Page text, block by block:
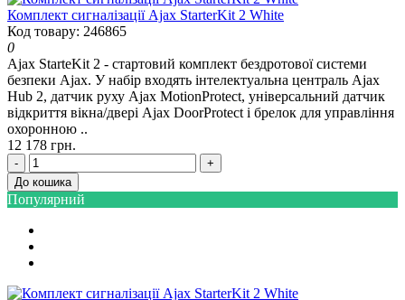
Комплект сигналізації Ajax StarterKit 2 White
Код товару: 246865
0
Ajax StarteKit 2 - стартовий комплект бездротової системи
безпеки Ajax. У набір входять інтелектуальна централь Ajax
Hub 2, датчик руху Ajax MotionProtect, універсальний датчик
відкриття вікна/двері Ajax DoorProtect і брелок для управління
охоронною ..
12 178 грн.
-
+
До кошика
Популярний